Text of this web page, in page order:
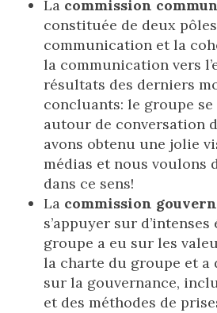
La commission
constituée de deux
communication et la
la communication vers
résultats des derniers
concluants: le groupe se
autour de conversation
avons obtenu une jolie
médias et nous voulons
dans ce sens!
La commission
s’appuyer sur
groupe a eu sur les
la charte du groupe et a
sur la gouvernance,
et des méthodes de